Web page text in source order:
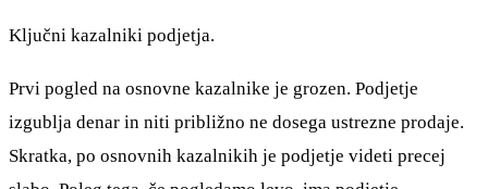
Ključni kazalniki podjetja.
Prvi pogled na osnovne kazalnike je grozen. Podjetje
izgublja denar in niti približno ne dosega ustrezne prodaje.
Skratka, po osnovnih kazalnikih je podjetje videti precej